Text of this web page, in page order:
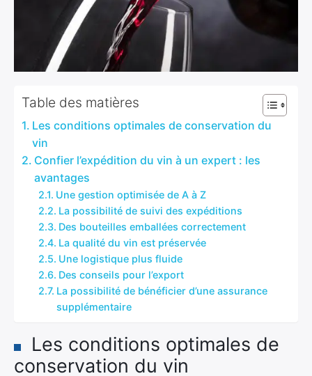
Table des matières
Les conditions optimales de conservation du
vin
Confier l’expédition du vin à un expert : les
avantages
Une gestion optimisée de A à Z
La possibilité de suivi des expéditions
Des bouteilles emballées correctement
La qualité du vin est préservée
Une logistique plus fluide
Des conseils pour l’export
La possibilité de bénéficier d’une assurance
supplémentaire
Les conditions optimales de
conservation du vin